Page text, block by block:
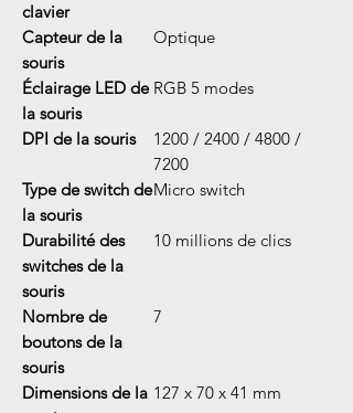
clavier
Capteur de la
souris
Optique
Éclairage LED de
la souris
RGB 5 modes
DPI de la souris
1200 / 2400 / 4800 /
7200
Type de switch de
la souris
Micro switch
Durabilité des
switches de la
souris
10 millions de clics
Nombre de
boutons de la
souris
7
Dimensions de la 127 x 70 x 41 mm